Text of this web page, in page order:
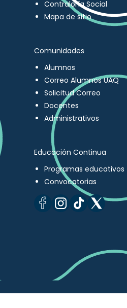
Contraloría Social
Mapa de sitio
Comunidades
Alumnos
Correo Alumnos UAQ
Solicitud Correo
Docentes
Administrativos
Educación Continua
Programas educativos
Convocatorias